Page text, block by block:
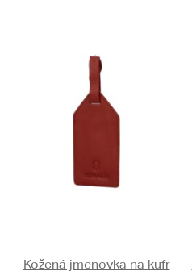
Kožená jmenovka na kufr